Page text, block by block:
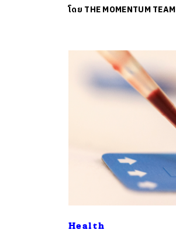
โดย THE MOMENTUM TEAM
Health